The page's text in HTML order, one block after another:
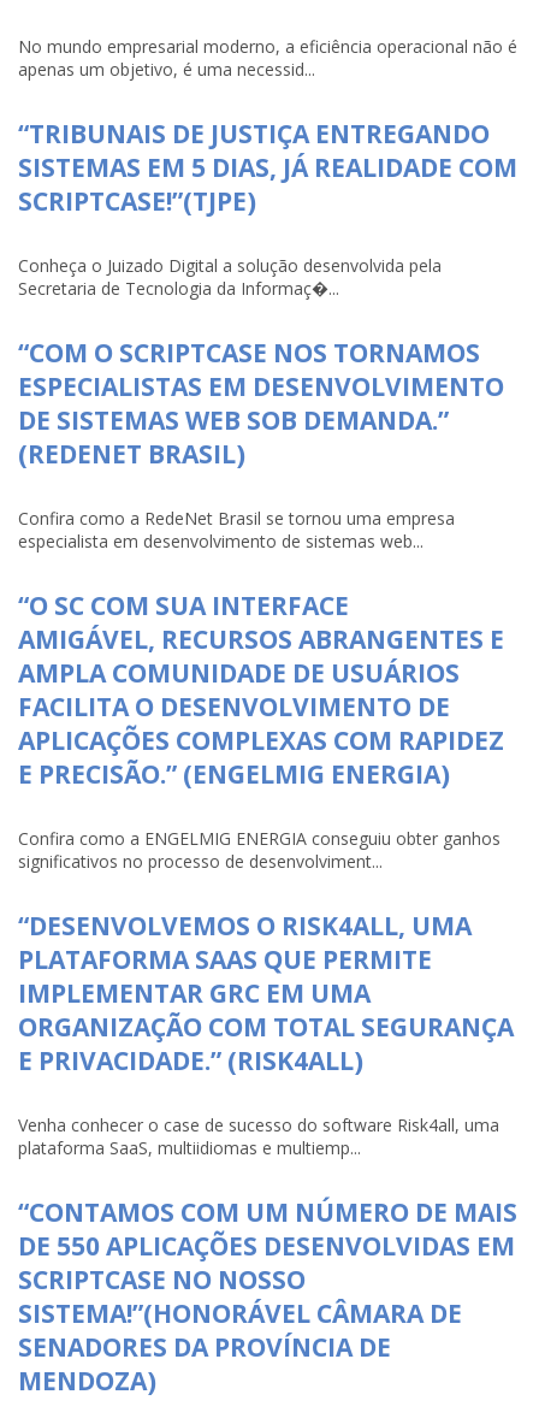
No mundo empresarial moderno, a eficiência operacional não é
apenas um objetivo, é uma necessid...
“TRIBUNAIS DE JUSTIÇA ENTREGANDO
SISTEMAS EM 5 DIAS, JÁ REALIDADE COM
SCRIPTCASE!”(TJPE)
Conheça o Juizado Digital a solução desenvolvida pela
Secretaria de Tecnologia da Informaç�...
“COM O SCRIPTCASE NOS TORNAMOS
ESPECIALISTAS EM DESENVOLVIMENTO
DE SISTEMAS WEB SOB DEMANDA.”
(REDENET BRASIL)
Confira como a RedeNet Brasil se tornou uma empresa
especialista em desenvolvimento de sistemas web...
“O SC COM SUA INTERFACE
AMIGÁVEL, RECURSOS ABRANGENTES E
AMPLA COMUNIDADE DE USUÁRIOS
FACILITA O DESENVOLVIMENTO DE
APLICAÇÕES COMPLEXAS COM RAPIDEZ
E PRECISÃO.” (ENGELMIG ENERGIA)
Confira como a ENGELMIG ENERGIA conseguiu obter ganhos
significativos no processo de desenvolviment...
“DESENVOLVEMOS O RISK4ALL, UMA
PLATAFORMA SAAS QUE PERMITE
IMPLEMENTAR GRC EM UMA
ORGANIZAÇÃO COM TOTAL SEGURANÇA
E PRIVACIDADE.” (RISK4ALL)
Venha conhecer o case de sucesso do software Risk4all, uma
plataforma SaaS, multiidiomas e multiemp...
“CONTAMOS COM UM NÚMERO DE MAIS
DE 550 APLICAÇÕES DESENVOLVIDAS EM
SCRIPTCASE NO NOSSO
SISTEMA!”(HONORÁVEL CÂMARA DE
SENADORES DA PROVÍNCIA DE
MENDOZA)